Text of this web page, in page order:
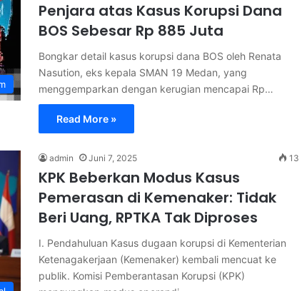
Penjara atas Kasus Korupsi Dana
BOS Sebesar Rp 885 Juta
Bongkar detail kasus korupsi dana BOS oleh Renata
Nasution, eks kepala SMAN 19 Medan, yang
menggemparkan dengan kerugian mencapai Rp…
Read More »
admin Juni 7, 2025 13
KPK Beberkan Modus Kasus
Pemerasan di Kemenaker: Tidak
Beri Uang, RPTKA Tak Diproses
I. Pendahuluan Kasus dugaan korupsi di Kementerian
Ketenagakerjaan (Kemenaker) kembali mencuat ke
publik. Komisi Pemberantasan Korupsi (KPK)